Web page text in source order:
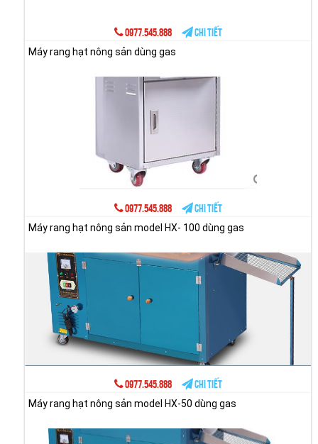
0977.545.888
Chi tiết
Máy rang hạt nông sản dùng gas
0977.545.888
Chi tiết
Máy rang hạt nông sản model HX- 100 dùng gas
0977.545.888
Chi tiết
Máy rang hạt nông sản model HX-50 dùng gas